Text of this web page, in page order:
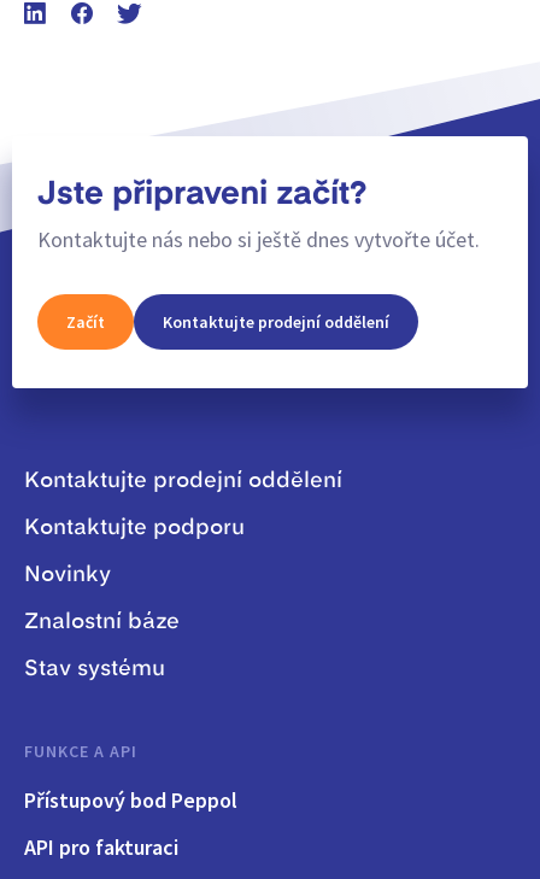
Jste připraveni začít?
Kontaktujte nás nebo si ještě dnes vytvořte účet.
Začít Kontaktujte prodejní oddělení
Kontaktujte prodejní oddělení
Kontaktujte podporu
Novinky
Znalostní báze
Stav systému
FUNKCE A API
Přístupový bod Peppol
API pro fakturaci